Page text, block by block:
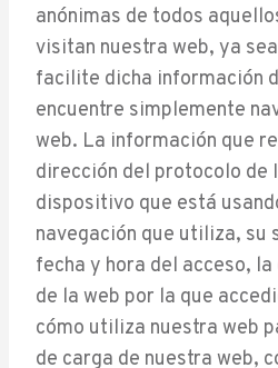
anónimas de todos
visitan nuestra web, ya
facilite dicha información
encuentre simplemente
web. La información que
dirección del protocolo de
dispositivo que está
navegación que utiliza,
fecha y hora del acceso,
de la web por la que
cómo utiliza nuestra web
de carga de nuestra web,